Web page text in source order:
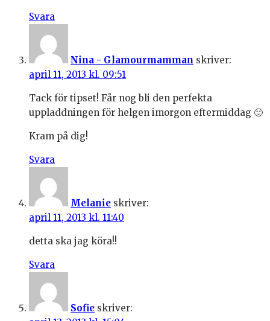
Svara
Nina - Glamourmamman skriver:
april 11, 2013 kl. 09:51
Tack för tipset! Får nog bli den perfekta
uppladdningen för helgen imorgon eftermiddag 🙂
Kram på dig!
Svara
Melanie skriver:
april 11, 2013 kl. 11:40
detta ska jag köra!!
Svara
Sofie skriver: